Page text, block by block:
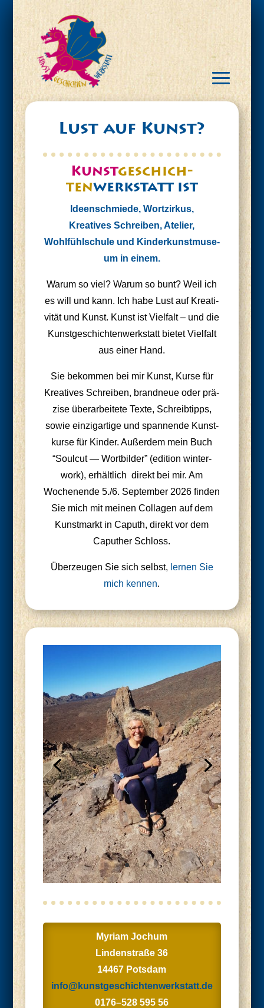
Lust auf Kunst?
Kunstgeschich­
tenwerk­stattist
Ideen­schmie­de, Wort­zir­kus,
Krea­ti­ves Schrei­ben, Ate­lier,
Wohl­fühls­chu­le und Kin­der­kunst­mu­se­
um in einem.
War­um so viel? War­um so bunt? Weil ich
es will und kann. Ich habe Lust auf Krea­ti­
vi­tät und Kunst. Kunst ist Viel­falt – und die
Kunst­ge­schich­ten­werk­statt bie­tet Viel­falt
aus einer Hand.
Sie bekom­men bei mir Kunst, Kur­se für
Krea­ti­ves Schrei­ben, brand­neue oder prä­
zi­se über­ar­bei­te­te Tex­te, Schreib­tipps,
sowie ein­zig­ar­ti­ge und span­nen­de Kunst­
kur­se für Kin­der. Außer­dem mein Buch
“Soul­cut — Wort­bil­der” (edi­ti­on win­ter­
work), erhält­lich direkt bei mir. Am
Wochen­en­de 5./6. Sep­tem­ber 2026 fin­den
Sie mich mit mei­nen Col­la­gen auf dem
Kunst­markt in Caputh, direkt vor dem
Capu­ther Schloss.
Über­zeu­gen Sie sich selbst, ler­nen Sie
mich ken­nen.
Myri­am Jochum
Lin­den­stra­ße 36
14467 Pots­dam
info@kunstgeschichtenwerkstatt.de
0176–528 595 56